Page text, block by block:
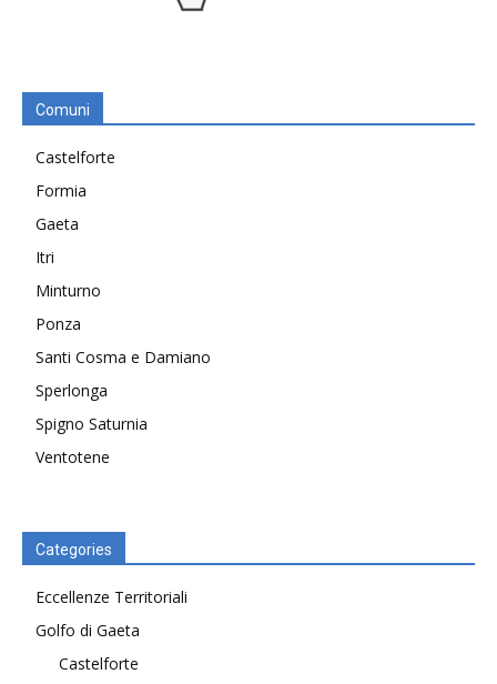
Comuni
Castelforte
Formia
Gaeta
Itri
Minturno
Ponza
Santi Cosma e Damiano
Sperlonga
Spigno Saturnia
Ventotene
Categories
Eccellenze Territoriali
Golfo di Gaeta
Castelforte